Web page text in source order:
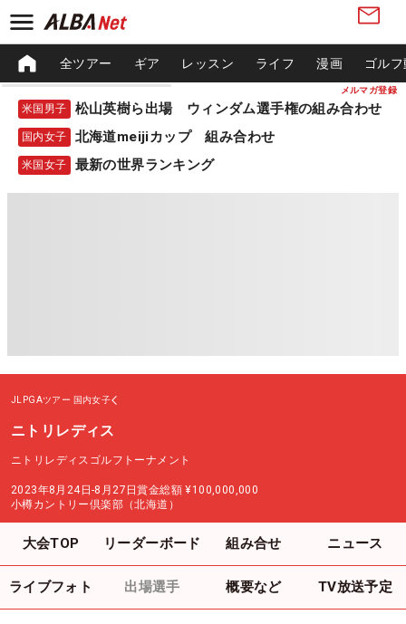
メルマガ登録
全ツアー ギア レッスン ライフ 漫画 ゴル
米国男子 松山英樹ら出場 ウィンダム選手権の組み合わせ
国内女子 北海道meijiカップ 組み合わせ
米国女子 最新の世界ランキング
JLPGAツアー 国内女子
ニトリレディス
ニトリレディスゴルフトーナメント
2023年8月24日-8月27日賞金総額 ¥100,000,000
小樽カントリー倶楽部（北海道）
大会TOP リーダーボード 組み合せ ニュース
ライブフォト 出場選手 概要など TV放送予定